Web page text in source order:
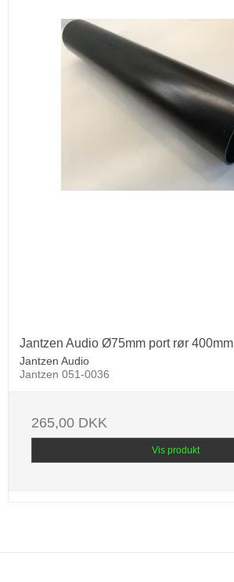
Jantzen Audio Ø75mm port rør 400mm
Jantzen Audio
Jantzen 051-0036
265,00 DKK
Vis produkt